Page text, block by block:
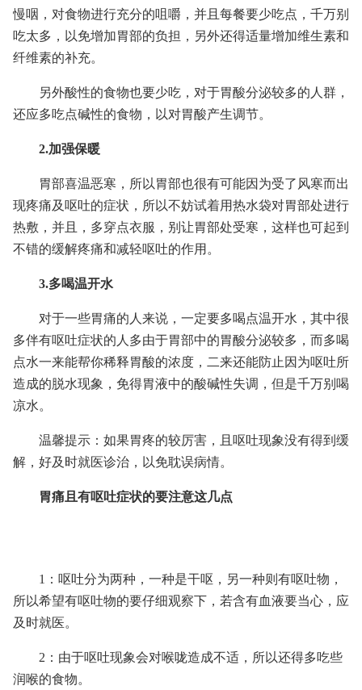
慢咽，对食物进行充分的咀嚼，并且每餐要少吃点，千万别
吃太多，以免增加胃部的负担，另外还得适量增加维生素和
纤维素的补充。
另外酸性的食物也要少吃，对于胃酸分泌较多的人群，
还应多吃点碱性的食物，以对胃酸产生调节。
2.加强保暖
胃部喜温恶寒，所以胃部也很有可能因为受了风寒而出
现疼痛及呕吐的症状，所以不妨试着用热水袋对胃部处进行
热敷，并且，多穿点衣服，别让胃部处受寒，这样也可起到
不错的缓解疼痛和减轻呕吐的作用。
3.多喝温开水
对于一些胃痛的人来说，一定要多喝点温开水，其中很
多伴有呕吐症状的人多由于胃部中的胃酸分泌较多，而多喝
点水一来能帮你稀释胃酸的浓度，二来还能防止因为呕吐所
造成的脱水现象，免得胃液中的酸碱性失调，但是千万别喝
凉水。
温馨提示：如果胃疼的较厉害，且呕吐现象没有得到缓
解，好及时就医诊治，以免耽误病情。
胃痛且有呕吐症状的要注意这几点
1：呕吐分为两种，一种是干呕，另一种则有呕吐物，
所以希望有呕吐物的要仔细观察下，若含有血液要当心，应
及时就医。
2：由于呕吐现象会对喉咙造成不适，所以还得多吃些
润喉的食物。